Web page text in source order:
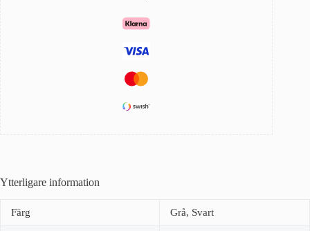
Ytterligare information
Färg Grå, Svart